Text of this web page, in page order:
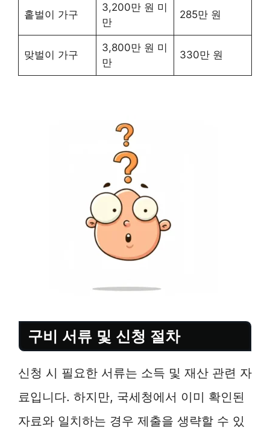
홑벌이 가구
3,200만 원 미
만
285만 원
맞벌이 가구
3,800만 원 미
만
330만 원
구비 서류 및 신청 절차
신청 시 필요한 서류는 소득 및 재산 관련 자
료입니다. 하지만, 국세청에서 이미 확인된
자료와 일치하는 경우 제출을 생략할 수 있